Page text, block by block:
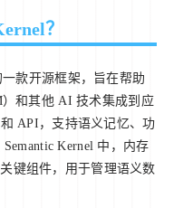
？
款开源框架，旨在帮助
和其他 AI 技术集成到应
API，支持语义记忆、功
Kernel 中，内存
键组件，用于管理语义数